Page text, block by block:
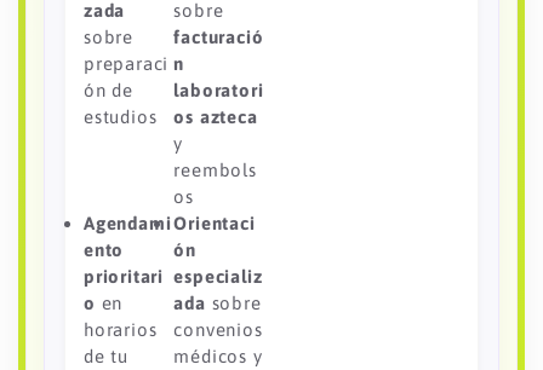
zada
sobre
preparaci
ón de
estudios
sobre
facturació
n
laboratori
os azteca
y
reembols
os
Agendami
ento
prioritari
o en
horarios
de tu
Orientaci
ón
especializ
ada sobre
convenios
médicos y